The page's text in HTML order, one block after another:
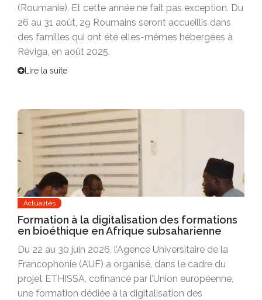
(Roumanie). Et cette année ne fait pas exception. Du
26 au 31 août, 29 Roumains seront accueillis dans
des familles qui ont été elles-mêmes hébergées à
Réviga, en août 2025.
Lire la suite
Actualités
Formation à la digitalisation des formations
en bioéthique en Afrique subsaharienne
Du 22 au 30 juin 2026, l’Agence Universitaire de la
Francophonie (AUF) a organisé, dans le cadre du
projet ETHISSA, cofinancé par l’Union européenne,
une formation dédiée à la digitalisation des